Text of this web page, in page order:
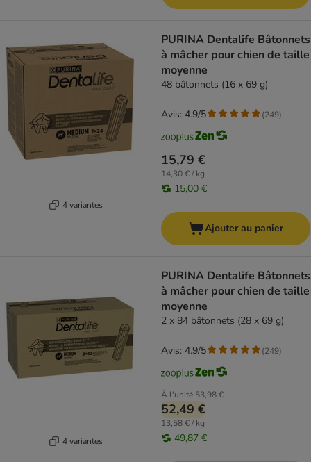
4 variantes
PURINA Dentalife Bâtonnets
à mâcher pour chien de taille
moyenne
48 bâtonnets (16 x 69 g)
15,79 €
14,30 € / kg
15,00 €
Avis: 4.9/5 (249)
Ajouter au panier
4 variantes
PURINA Dentalife Bâtonnets
à mâcher pour chien de taille
moyenne
2 x 84 bâtonnets (28 x 69 g)
À l'unité 53,98 €
52,49 €
13,58 € / kg
49,87 €
Avis: 4.9/5 (249)